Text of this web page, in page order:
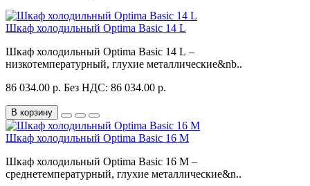
Шкаф холодильный Optima Basic 14 L
Шкаф холодильный Optima Basic 14 L –
низкотемпературный, глухие металлические&nb..
86 034.00 р. Без НДС: 86 034.00 р.
В корзину
Шкаф холодильный Optima Basic 16 M
Шкаф холодильный Optima Basic 16 M –
среднетемпературный, глухие металлические&n..